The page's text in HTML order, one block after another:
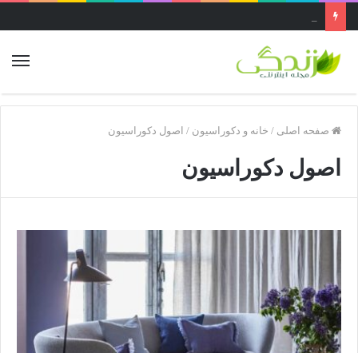
صفحه اصلی / خانه و دکوراسیون / اصول دکوراسیون
اصول دکوراسیون